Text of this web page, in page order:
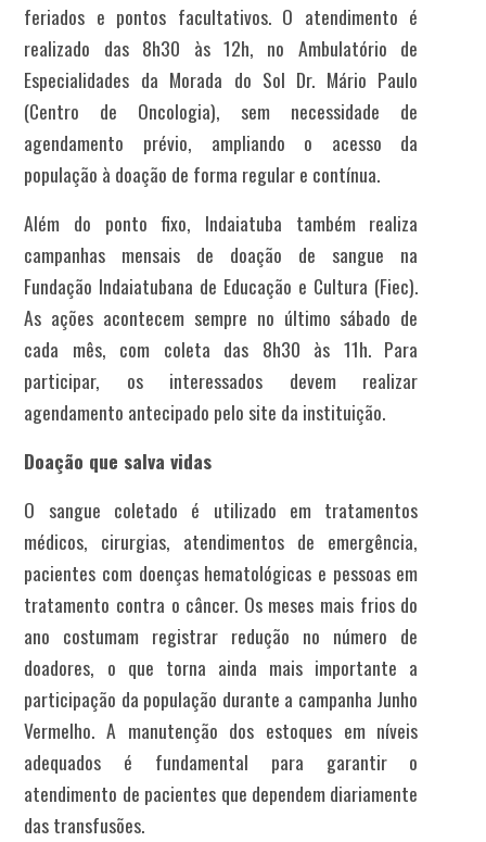
feriados e pontos facultativos. O atendimento é
realizado das 8h30 às 12h, no Ambulatório de
Especialidades da Morada do Sol Dr. Mário Paulo
(Centro de Oncologia), sem necessidade de
agendamento prévio, ampliando o acesso da
população à doação de forma regular e contínua.
Além do ponto fixo, Indaiatuba também realiza
campanhas mensais de doação de sangue na
Fundação Indaiatubana de Educação e Cultura (Fiec).
As ações acontecem sempre no último sábado de
cada mês, com coleta das 8h30 às 11h. Para
participar, os interessados devem realizar
agendamento antecipado pelo site da instituição.
Doação que salva vidas
O sangue coletado é utilizado em tratamentos
médicos, cirurgias, atendimentos de emergência,
pacientes com doenças hematológicas e pessoas em
tratamento contra o câncer. Os meses mais frios do
ano costumam registrar redução no número de
doadores, o que torna ainda mais importante a
participação da população durante a campanha Junho
Vermelho. A manutenção dos estoques em níveis
adequados é fundamental para garantir o
atendimento de pacientes que dependem diariamente
das transfusões.